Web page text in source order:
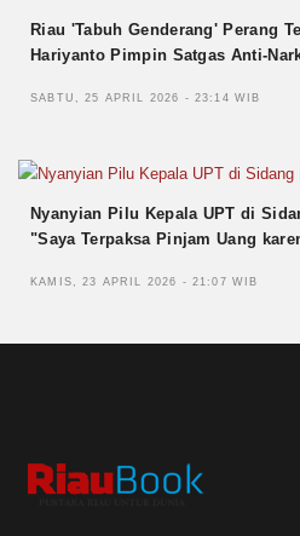
Riau 'Tabuh Genderang' Perang
Hariyanto Pimpin Satgas Anti-
SABTU, 25 APRIL 2026 - 23:14 WIB
Nyanyian Pilu Kepala UPT di
"Saya Terpaksa Pinjam Uang
KAMIS, 23 APRIL 2026 - 21:07 WIB